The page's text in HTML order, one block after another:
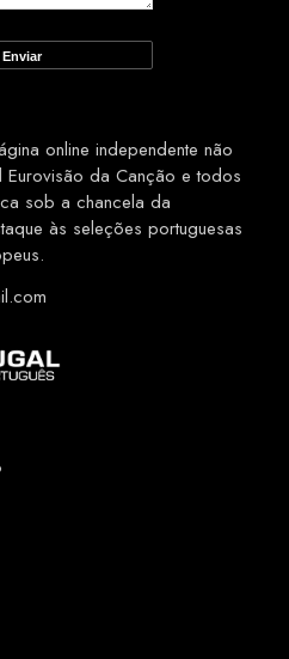
online independente não
da Canção e todos
sob a chancela da
às seleções portuguesas